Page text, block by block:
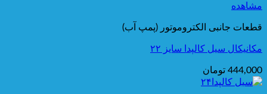
مشاهده
قطعات جانبی الکتروموتور (پمپ آب)
مکانیکال سیل کالپدا سایز ۲۲
444,000 تومان